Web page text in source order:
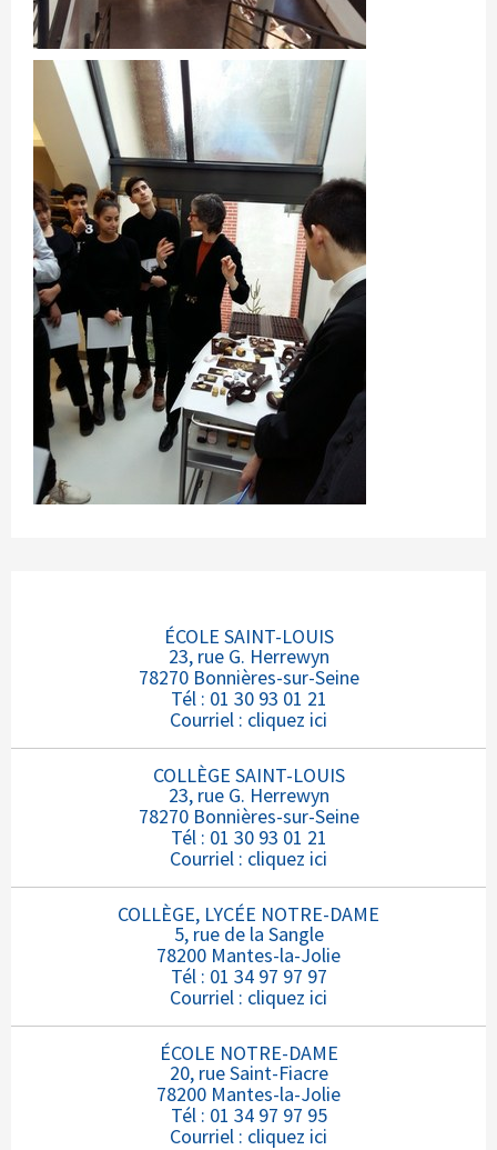
ÉCOLE SAINT-LOUIS
23, rue G. Herrewyn
78270 Bonnières-sur-Seine
Tél : 01 30 93 01 21
Courriel : cliquez ici
COLLÈGE SAINT-LOUIS
23, rue G. Herrewyn
78270 Bonnières-sur-Seine
Tél : 01 30 93 01 21
Courriel : cliquez ici
COLLÈGE, LYCÉE NOTRE-DAME
5, rue de la Sangle
78200 Mantes-la-Jolie
Tél : 01 34 97 97 97
Courriel : cliquez ici
ÉCOLE NOTRE-DAME
20, rue Saint-Fiacre
78200 Mantes-la-Jolie
Tél : 01 34 97 97 95
Courriel : cliquez ici